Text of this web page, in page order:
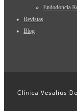
Endodoncia
Revistas
Blog
Clínica Vesalius